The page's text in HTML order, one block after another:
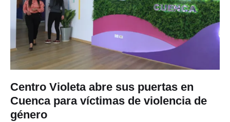
Centro Violeta abre sus puertas en
Cuenca para víctimas de violencia de
género